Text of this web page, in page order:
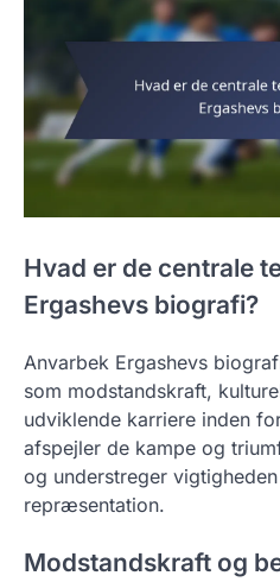
Hvad er de centrale
Ergashevs biografi?
Anvarbek Ergashevs
som modstandskraft,
udviklende karriere inden
afspejler de kampe og
og understreger
repræsentation.
Modstandskraft og